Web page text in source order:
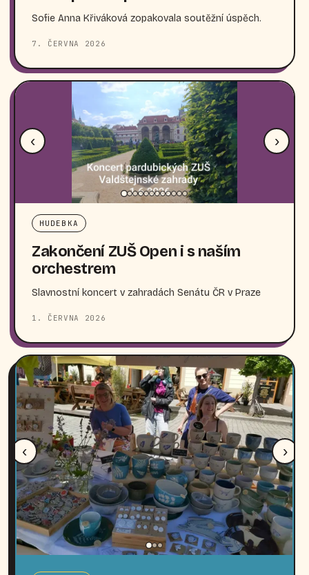
Sofie Anna Křiváková zopakovala soutěžní úspěch.
7. ČERVNA 2026
‹ ›
HUDEBKA
Zakončení ZUŠ Open i s naším
orchestrem
Slavnostní koncert v zahradách Senátu ČR v Praze
1. ČERVNA 2026
‹ ›